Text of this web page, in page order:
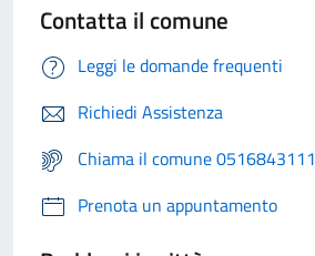
Contatta il comune
Leggi le domande frequenti
Richiedi Assistenza
Chiama il comune 0516843111
Prenota un appuntamento